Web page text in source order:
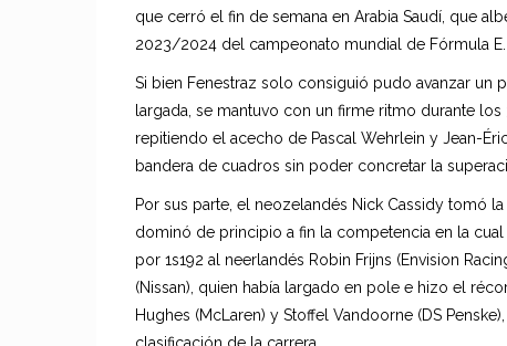
que cerró el fin de semana en Arabia Saudí, que
2023/2024 del campeonato mundial de Fórmula E.
Si bien Fenestraz solo consiguió pudo avanzar un
largada, se mantuvo con un firme ritmo durante
repitiendo el acecho de Pascal Wehrlein y Jean-
bandera de cuadros sin poder concretar la
Por sus parte, el neozelandés Nick Cassidy tomó
dominó de principio a fin la competencia en la
por 1s192 al neerlandés Robin Frijns (Envision
(Nissan), quien había largado en pole e hizo el
Hughes (McLaren) y Stoffel Vandoorne (DS